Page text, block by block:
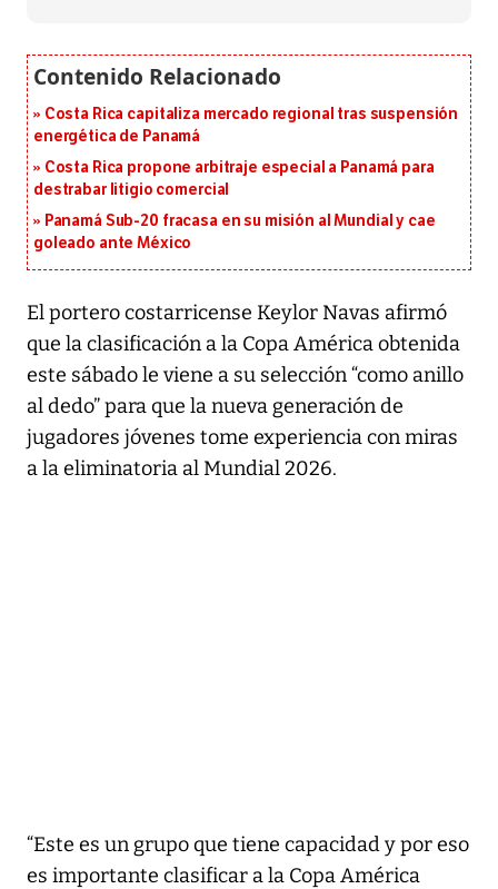
Costa Rica capitaliza mercado regional tras suspensión
energética de Panamá
Costa Rica propone arbitraje especial a Panamá para
destrabar litigio comercial
Panamá Sub-20 fracasa en su misión al Mundial y cae
goleado ante México
El portero costarricense Keylor Navas afirmó
que la clasificación a la Copa América obtenida
este sábado le viene a su selección “como anillo
al dedo” para que la nueva generación de
jugadores jóvenes tome experiencia con miras
a la eliminatoria al Mundial 2026.
“Este es un grupo que tiene capacidad y por eso
es importante clasificar a la Copa América